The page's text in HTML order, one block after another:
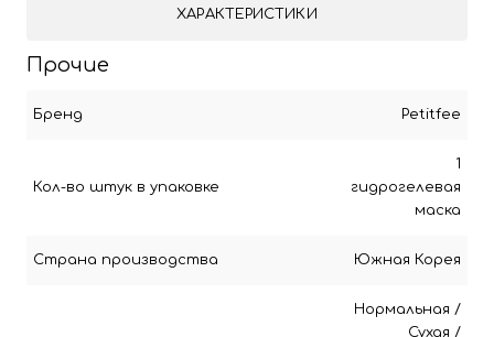
ХАРАКТЕРИСТИКИ
Прочие
Бренд Petitfee
Кол-во штук в упаковке
1
гидрогелевая
маска
Страна производства Южная Корея
Нормальная /
Сухая /